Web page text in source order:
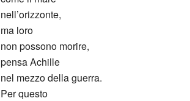
nell’orizzonte,
ma loro
non possono morire,
pensa Achille
nel mezzo della guerra.
Per questo